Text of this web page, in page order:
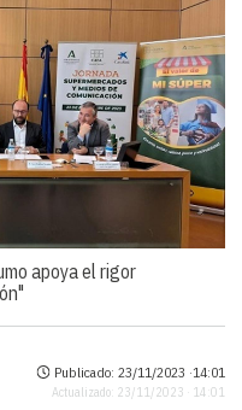
apoya el rigor
Publicado: 23/11/2023 ·14:01
Actualizado: 23/11/2023 · 14:01